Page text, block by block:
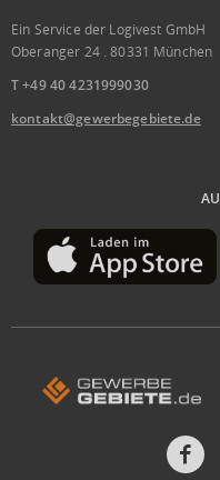
Ein Service der Logivest GmbH
Oberanger 24 . 80331 München
T +49 40 4231999030
kontakt@gewerbegebiete.de